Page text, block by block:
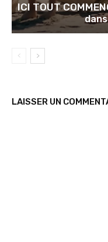
ICI TOUT
LAISSER UN